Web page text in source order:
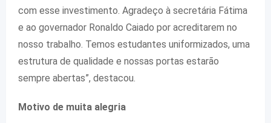
com esse investimento. Agradeço à secretária Fátima
e ao governador Ronaldo Caiado por acreditarem no
nosso trabalho. Temos estudantes uniformizados, uma
estrutura de qualidade e nossas portas estarão
sempre abertas”, destacou.
Motivo de muita alegria